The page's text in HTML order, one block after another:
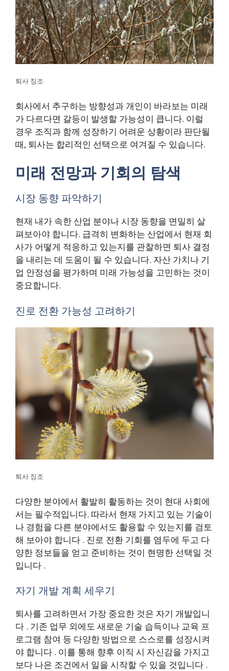
퇴사 징조
회사에서 추구하는 방향성과 개인이 바라보는 미래
가 다르다면 갈등이 발생할 가능성이 큽니다. 이럴
경우 조직과 함께 성장하기 어려운 상황이라 판단될
때, 퇴사는 합리적인 선택으로 여겨질 수 있습니다.
미래 전망과 기회의 탐색
시장 동향 파악하기
현재 내가 속한 산업 분야나 시장 동향을 면밀히 살
펴보아야 합니다. 급격히 변화하는 산업에서 현재 회
사가 어떻게 적응하고 있는지를 관찰하면 퇴사 결정
을 내리는 데 도움이 될 수 있습니다. 자산 가치나 기
업 안정성을 평가하며 미래 가능성을 고민하는 것이
중요합니다.
진로 전환 가능성 고려하기
퇴사 징조
다양한 분야에서 활발히 활동하는 것이 현대 사회에
서는 필수적입니다. 따라서 현재 가지고 있는 기술이
나 경험을 다른 분야에서도 활용할 수 있는지를 검토
해 보아야 합니다 . 진로 전환 기회를 염두에 두고 다
양한 정보들을 얻고 준비하는 것이 현명한 선택일 것
입니다 .
자기 개발 계획 세우기
퇴사를 고려하면서 가장 중요한 것은 자기 개발입니
다 . 기존 업무 외에도 새로운 기술 습득이나 교육 프
로그램 참여 등 다양한 방법으로 스스로를 성장시켜
야 합니다 . 이를 통해 향후 이직 시 자신감을 가지고
보다 나은 조건에서 일을 시작할 수 있을 것입니다 .